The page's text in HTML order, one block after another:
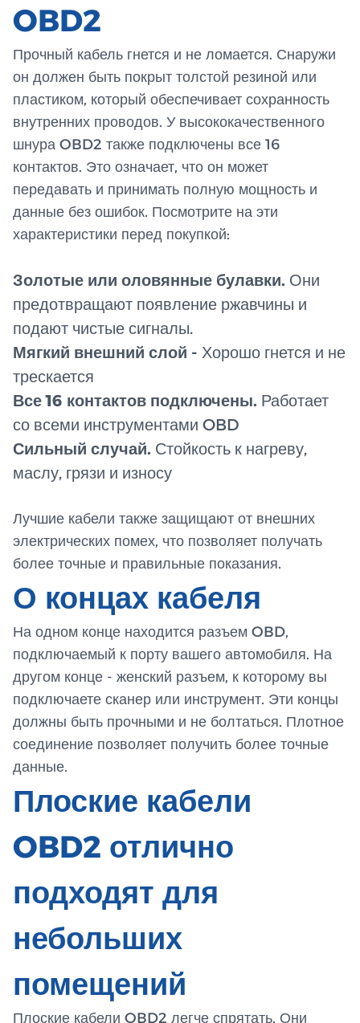
OBD2
Прочный кабель гнется и не ломается. Снаружи
он должен быть покрыт толстой резиной или
пластиком, который обеспечивает сохранность
внутренних проводов. У высококачественного
шнура OBD2 также подключены все 16
контактов. Это означает, что он может
передавать и принимать полную мощность и
данные без ошибок. Посмотрите на эти
характеристики перед покупкой:
Золотые или оловянные булавки. Они
предотвращают появление ржавчины и
подают чистые сигналы.
Мягкий внешний слой - Хорошо гнется и не
трескается
Все 16 контактов подключены. Работает
со всеми инструментами OBD
Сильный случай. Стойкость к нагреву,
маслу, грязи и износу
Лучшие кабели также защищают от внешних
электрических помех, что позволяет получать
более точные и правильные показания.
О концах кабеля
На одном конце находится разъем OBD,
подключаемый к порту вашего автомобиля. На
другом конце - женский разъем, к которому вы
подключаете сканер или инструмент. Эти концы
должны быть прочными и не болтаться. Плотное
соединение позволяет получить более точные
данные.
Плоские кабели
OBD2 отлично
подходят для
небольших
помещений
Плоские кабели OBD2 легче спрятать. Они